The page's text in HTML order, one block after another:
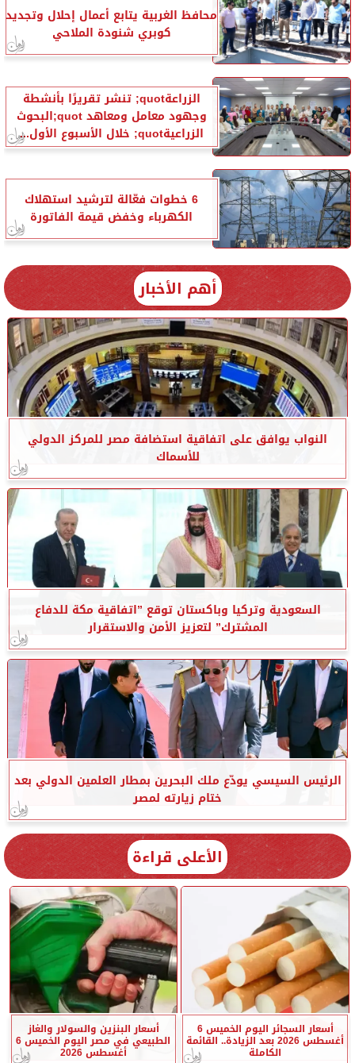
محافظ الغربية يتابع أعمال إحلال وتجديد
كوبري شنودة الملاحي
الزراعةquot; تنشر تقريرًا بأنشطة
وجهود معامل ومعاهد quot;البحوث
الزراعيةquot; خلال الأسبوع الأول...
6 خطوات فعّالة لترشيد استهلاك
الكهرباء وخفض قيمة الفاتورة
أهم الأخبار
النواب يوافق على اتفاقية استضافة مصر للمركز الدولي
للأسماك
السعودية وتركيا وباكستان توقع ”اتفاقية مكة للدفاع
المشترك” لتعزيز الأمن والاستقرار
الرئيس السيسي يودّع ملك البحرين بمطار العلمين الدولي بعد
ختام زيارته لمصر
الأعلى قراءة
أسعار السجائر اليوم الخميس 6
أغسطس 2026 بعد الزيادة.. القائمة
الكاملة
أسعار البنزين والسولار والغاز
الطبيعي في مصر اليوم الخميس 6
أغسطس 2026